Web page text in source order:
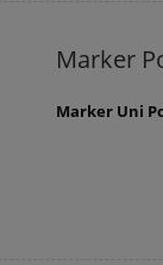
Marker
Marker Uni